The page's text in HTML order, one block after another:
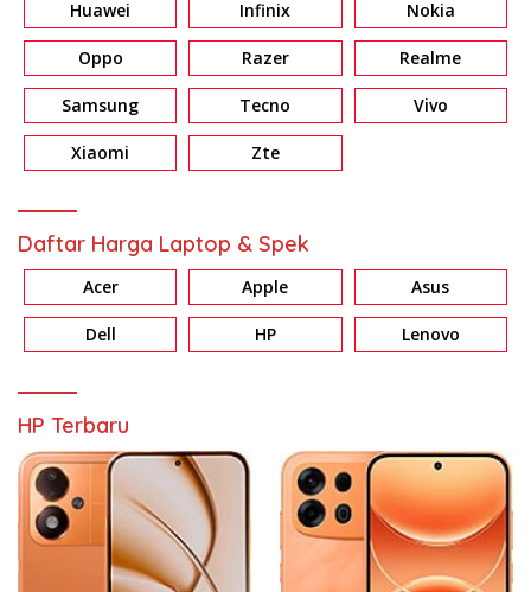
Huawei Infinix Nokia
Oppo Razer Realme
Samsung Tecno Vivo
Xiaomi Zte
Daftar Harga Laptop & Spek
Acer Apple Asus
Dell HP Lenovo
HP Terbaru